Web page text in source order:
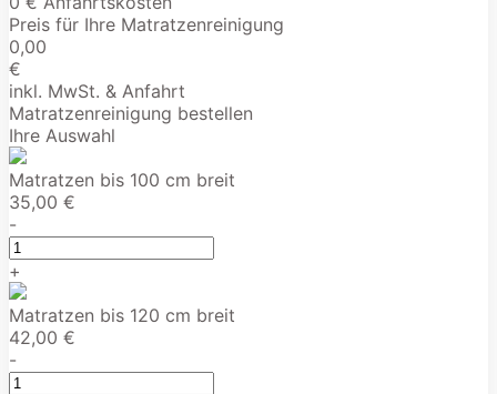
Preis für Ihre Matratzenreinigung
0,00
€
inkl. MwSt. & Anfahrt
Matratzenreinigung bestellen
Ihre Auswahl
Matratzen bis 100 cm breit
35,00 €
-
+
Matratzen bis 120 cm breit
42,00 €
-